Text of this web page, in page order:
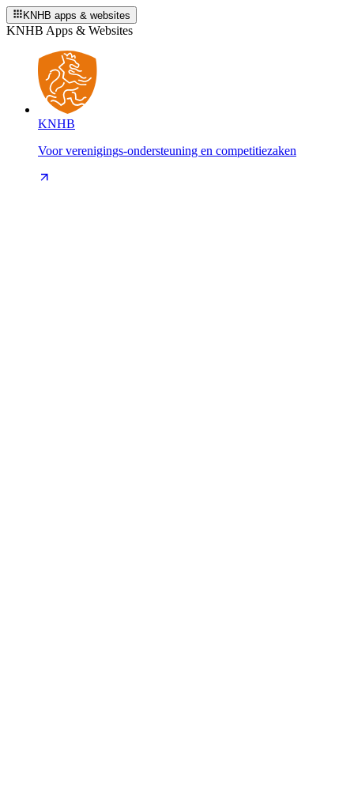
KNHB apps & websites
KNHB Apps & Websites
KNHB
Voor verenigings-ondersteuning en competitiezaken